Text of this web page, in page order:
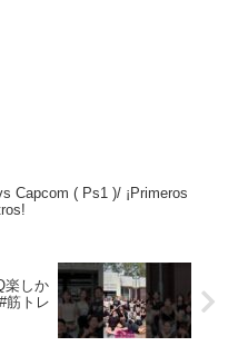
Capcom ( Ps1 )/ ¡Primeros
楽しか
筋トレ